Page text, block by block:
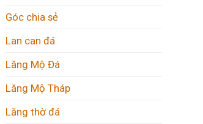
Góc chia sẻ
Lan can đá
Lăng Mộ Đá
Lăng Mộ Tháp
Lăng thờ đá